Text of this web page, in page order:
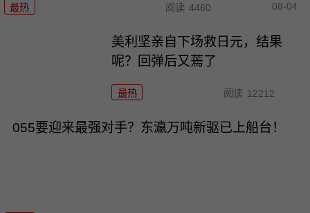
最热 阅读 4460 08-04
美利坚亲自下场救日元，结果
呢？回弹后又蔫了
最热 阅读 12212
055要迎来最强对手？东瀛万吨新驱已上船台！